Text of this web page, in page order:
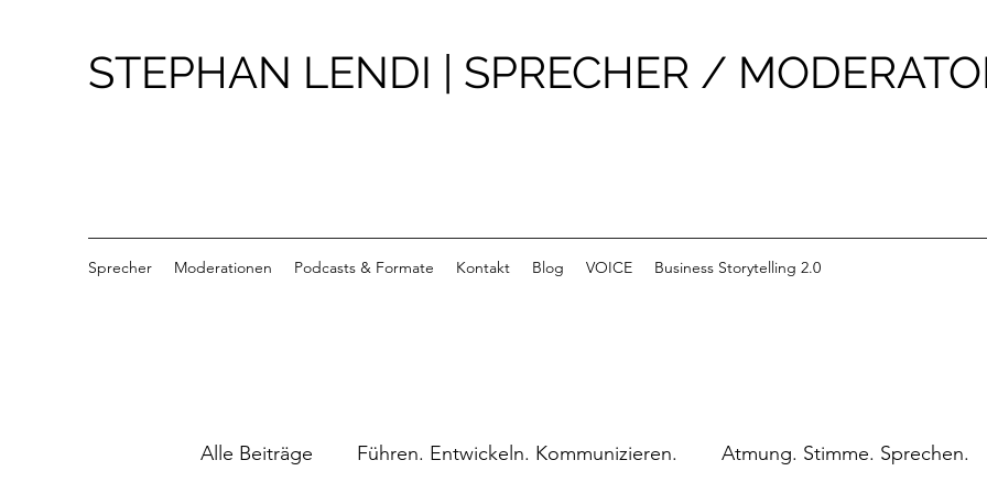
STEPHAN LENDI | SPRECHER /
Sprecher Moderationen Podcasts & Formate Kontakt Blog VOICE Business Storytelling 2.0
Alle Beiträge Führen. Entwickeln. Kommunizieren. Atmung. Stimme. Sprechen.